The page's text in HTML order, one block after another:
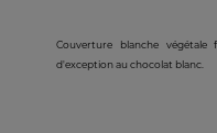
Couverture blanche végétale
d'exception au chocolat blanc.